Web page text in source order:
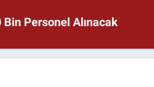
Personel Alınacak